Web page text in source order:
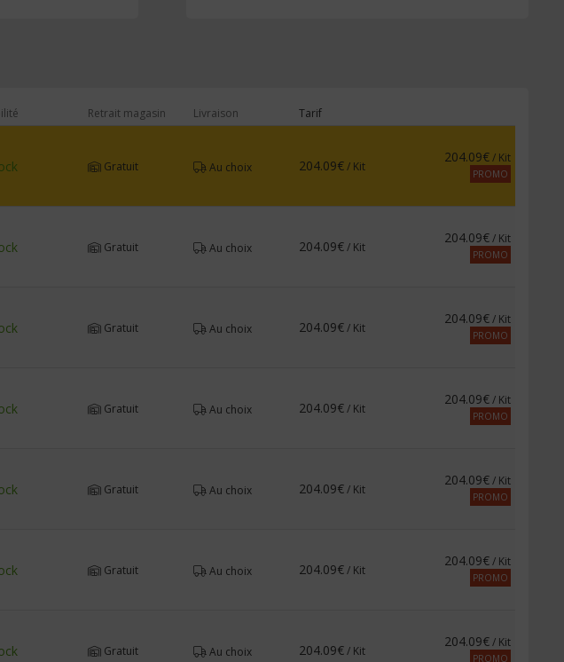
Retrait magasin Livraison Tarif
Gratuit Au choix 204.09€/ Kit
204.09€/ Kit
PROMO
Gratuit Au choix 204.09€/ Kit
204.09€/ Kit
PROMO
Gratuit Au choix 204.09€/ Kit
204.09€/ Kit
PROMO
Gratuit Au choix 204.09€/ Kit
204.09€/ Kit
PROMO
Gratuit Au choix 204.09€/ Kit
204.09€/ Kit
PROMO
Gratuit Au choix 204.09€/ Kit
204.09€/ Kit
PROMO
Gratuit Au choix 204.09€/ Kit
204.09€/ Kit
PROMO